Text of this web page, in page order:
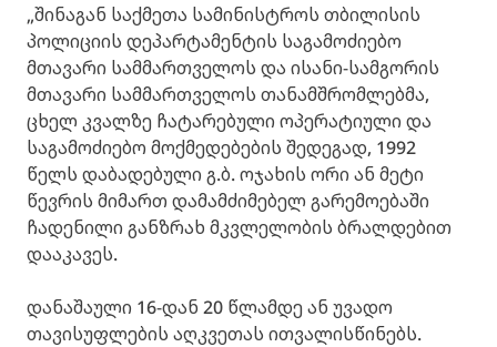
„შინაგან საქმეთა სამინისტროს თბილისის
პოლიციის დეპარტამენტის საგამოძიებო
მთავარი სამმართველოს და ისანი-სამგორის
მთავარი სამმართველოს თანამშრომლებმა,
ცხელ კვალზე ჩატარებული ოპერატიული და
საგამოძიებო მოქმედებების შედეგად, 1992
წელს დაბადებული გ.ბ. ოჯახის ორი ან მეტი
წევრის მიმართ დამამძიმებელ გარემოებაში
ჩადენილი განზრახ მკვლელობის ბრალდებით
დააკავეს.
დანაშაული 16-დან 20 წლამდე ან უვადო
თავისუფლების აღკვეთას ითვალისწინებს.